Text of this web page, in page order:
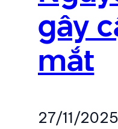
gây
mắt
27/11/2025